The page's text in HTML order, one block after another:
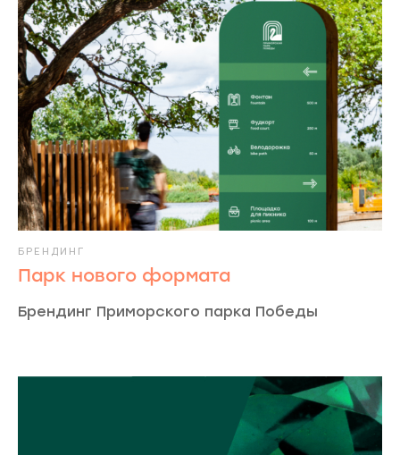
БРЕНДИНГ
Парк нового формата
Брендинг Приморского парка Победы